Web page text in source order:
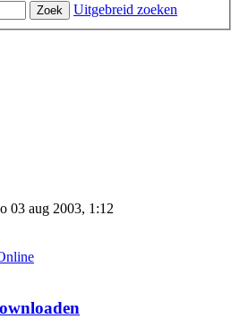
Zoek
Uitgebreid zoeken
03 aug 2003, 1:12